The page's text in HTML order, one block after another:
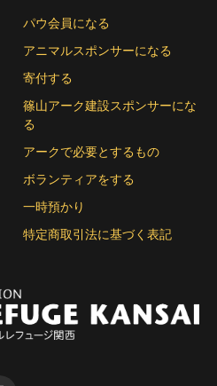
パウ会員になる
アニマルスポンサーになる
寄付する
篠山アーク建設スポンサーにな
る
アークで必要とするもの
ボランティアをする
一時預かり
特定商取引法に基づく表記